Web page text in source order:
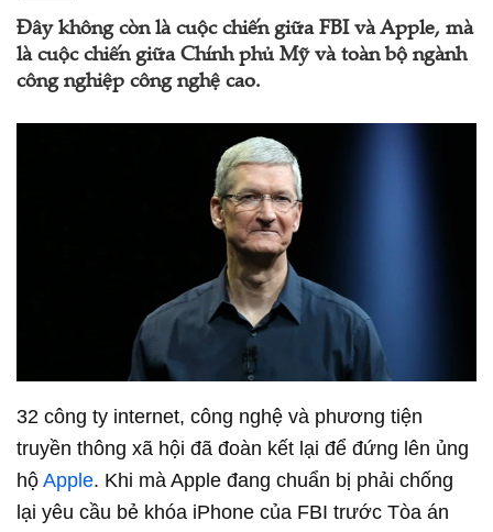
Đây không còn là cuộc chiến giữa FBI và Apple, mà
là cuộc chiến giữa Chính phủ Mỹ và toàn bộ ngành
công nghiệp công nghệ cao.
32 công ty internet, công nghệ và phương tiện
truyền thông xã hội đã đoàn kết lại để đứng lên ủng
hộ Apple. Khi mà Apple đang chuẩn bị phải chống
lại yêu cầu bẻ khóa iPhone của FBI trước Tòa án